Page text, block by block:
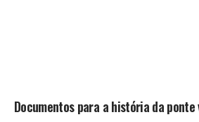
Documentos para a história da ponte